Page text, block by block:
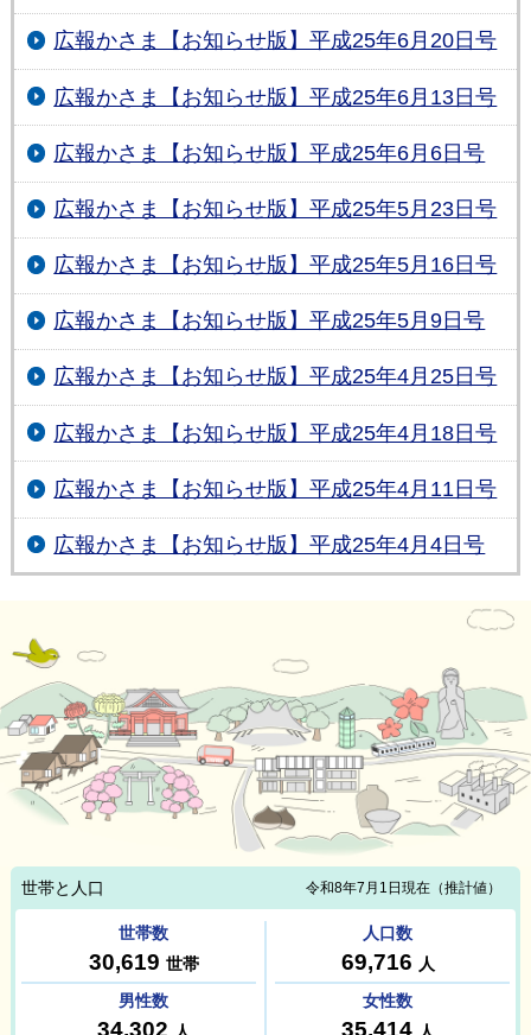
広報かさま【お知らせ版】平成25年6月20日号
広報かさま【お知らせ版】平成25年6月13日号
広報かさま【お知らせ版】平成25年6月6日号
広報かさま【お知らせ版】平成25年5月23日号
広報かさま【お知らせ版】平成25年5月16日号
広報かさま【お知らせ版】平成25年5月9日号
広報かさま【お知らせ版】平成25年4月25日号
広報かさま【お知らせ版】平成25年4月18日号
広報かさま【お知らせ版】平成25年4月11日号
広報かさま【お知らせ版】平成25年4月4日号